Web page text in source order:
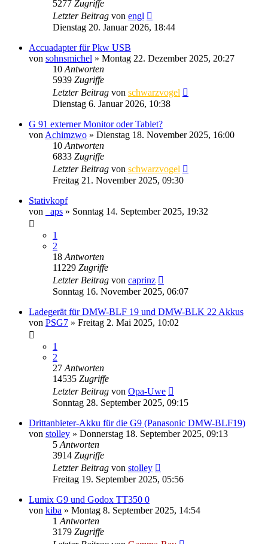
5277 Zugriffe
Letzter Beitrag von engl
Dienstag 20. Januar 2026, 18:44
Accuadapter für Pkw USB
von sohnsmichel » Montag 22. Dezember 2025, 20:27
10 Antworten
5939 Zugriffe
Letzter Beitrag von schwarzvogel
Dienstag 6. Januar 2026, 10:38
G 91 externer Monitor oder Tablet?
von Achimzwo » Dienstag 18. November 2025, 16:00
10 Antworten
6833 Zugriffe
Letzter Beitrag von schwarzvogel
Freitag 21. November 2025, 09:30
Stativkopf
von
_aps » Sonntag 14. September 2025, 19:32
1
2
18 Antworten
11229 Zugriffe
Letzter Beitrag von caprinz
Sonntag 16. November 2025, 06:07
Ladegerät für DMW-BLF 19 und DMW-BLK 22 Akkus
von PSG7 » Freitag 2. Mai 2025, 10:02
1
2
27 Antworten
14535 Zugriffe
Letzter Beitrag von Opa-Uwe
Sonntag 28. September 2025, 09:15
Drittanbieter-Akku für die G9 (Panasonic DMW-BLF19)
von stolley » Donnerstag 18. September 2025, 09:13
5 Antworten
3914 Zugriffe
Letzter Beitrag von stolley
Freitag 19. September 2025, 05:56
Lumix G9 und Godox TT350 0
von kiba » Montag 8. September 2025, 14:54
1 Antworten
3179 Zugriffe